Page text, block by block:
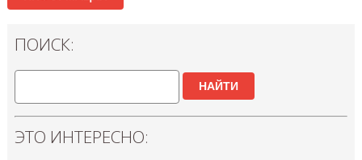
ПОИСК:
НАЙТИ
ЭТО ИНТЕРЕСНО: